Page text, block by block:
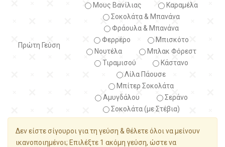
Πρώτη Γεύση
Μους Βανίλιας
Καραμέλα
Σοκολάτα & Μπανάνα
Φράουλα & Μπανάνα
Φερρέρο
Μπισκότο
Νουτέλα
Μπλακ Φόρεστ
Τιραμισού
Κάστανο
Λίλα Πάουσε
Μπίτερ Σοκολάτα
Αμυγδάλου
Σεράνο
Σοκολάτα (με Στέβια)
Δεν είστε σίγουροι για τη γεύση & θέλετε όλοι να μείνουν
ικανοποιημένοι; Επιλέξτε 1 ακόμη γεύση, ώστε να